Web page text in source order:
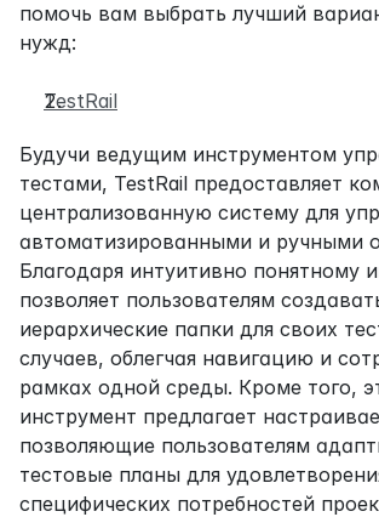
помочь вам выбрать лучший
нужд:
TestRail
Будучи ведущим инструментом
тестами, TestRail предоставляет
централизованную систему для
автоматизированными и ручными
Благодаря интуитивно понятному
позволяет пользователям
иерархические папки для своих
случаев, облегчая навигацию и
рамках одной среды. Кроме того,
инструмент предлагает
позволяющие пользователям
тестовые планы для
специфических потребностей